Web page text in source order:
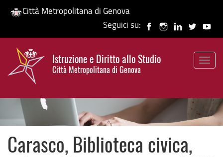
Salta
contenuto
principale
Città Metropolitana di Genova
Seguici su:
Istruzione e Diritto allo Studio
Città Metropolitana di Genova
HP banner
Carasco, Biblioteca civica,